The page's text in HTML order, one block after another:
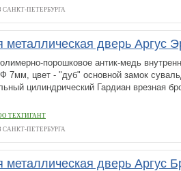
ПЕТЕРБУРГА
металлическая дверь Аргус
порошковое антик-медь
7мм, цвет - "дуб" основной замок
цилиндрический Гардиан врезная
ТЕХГИГАНТ
ПЕТЕРБУРГА
металлическая дверь Аргус